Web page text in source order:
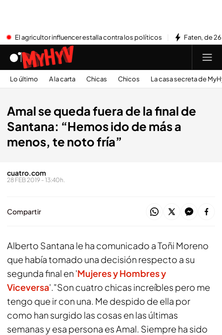
El agricultor influencer estalla contra los políticos Faten, de
Lo último A la carta Chicas Chicos La casa secreta de
Amal se queda fuera de la final de
Santana: “Hemos ido de más a
menos, te noto fría”
cuatro.com
28 FEB 2019 - 13:40h.
Compartir
Alberto Santana le ha comunicado a Toñi Moreno
que había tomado una decisión respecto a su
segunda final en 'Mujeres y Hombres y
Viceversa'."Son cuatro chicas increíbles pero me
tengo que ir con una. Me despido de ella por
como han surgido las cosas en las últimas
semanas y esa persona es Amal. Siempre ha sido